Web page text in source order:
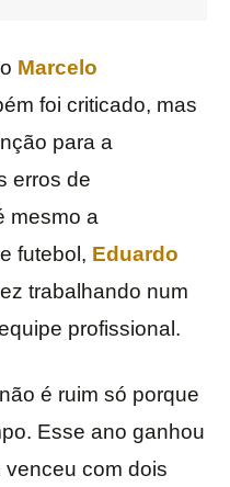
Marcelo
foi criticado, mas
para a
erros de
mesmo a
futebol, Eduardo
trabalhando num
profissional.
é ruim só porque
Esse ano ganhou
com dois